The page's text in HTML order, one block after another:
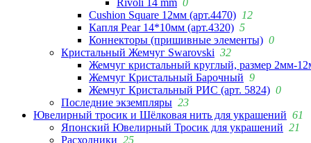
Cushion Square 12мм (арт.4470) 12
Капля Pear 14*10мм (арт.4320) 5
Коннекторы (пришивные элементы) 0
Кристальный Жемчуг Swarovski 32
Жемчуг кристальный круглый, размер 2мм-
Жемчуг Кристальный Барочный 9
Жемчуг Кристальный РИС (арт. 5824) 0
Последние экземпляры 23
Ювелирный тросик и Шёлковая нить для украшений 61
Японский Ювелирный Тросик для украшений 21
Расходники 25